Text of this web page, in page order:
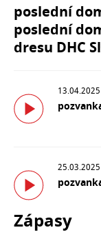
poslední
poslední
dresu DHC
13.04.2025
25.03.2025
Zápasy